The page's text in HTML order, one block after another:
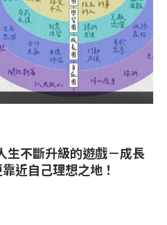
生不斷升級的遊戲－成長
近自己理想之地！